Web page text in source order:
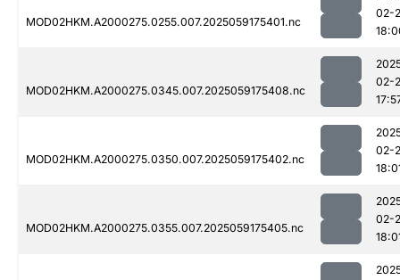
MOD02HKM.A2000275.0255.007.2025059175401.nc
02-
MOD02HKM.A2000275.0345.007.2025059175408.nc
02-
MOD02HKM.A2000275.0350.007.2025059175402.nc
02-
MOD02HKM.A2000275.0355.007.2025059175405.nc
02-